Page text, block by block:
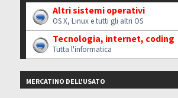
Altri sistemi operativi
OS X, Linux e tutti gli altri OS
Tecnologia, internet, coding
Tutta l'informatica
MERCATINO DELL'USATO